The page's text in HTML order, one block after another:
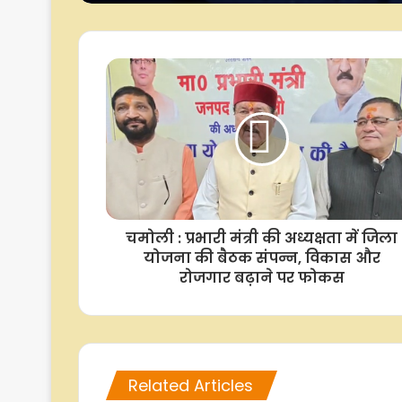
चमोली : प्रभारी मंत्री की अध्यक्षता में जिला
योजना की बैठक संपन्न, विकास और
रोजगार बढ़ाने पर फोकस
Related Articles